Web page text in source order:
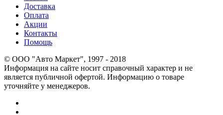
Доставка
Оплата
Акции
Контакты
Помощь
© OOO "Авто Маркет", 1997 - 2018
Информация на сайте носит справочный характер и не
является публичной офертой. Информацию о товаре
уточняйте у менеджеров.